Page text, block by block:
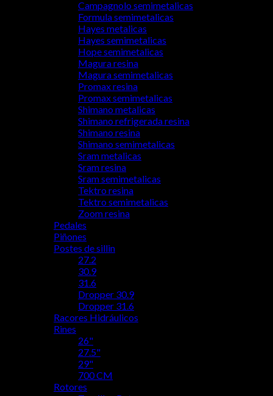
Campagnolo semimetalicas
Formula semimetalicas
Hayes metalicas
Hayes semimetalicas
Hope semimetalicas
Magura resina
Magura semimetalicas
Promax resina
Promax semimetalicas
Shimano metalicas
Shimano refrigerada resina
Shimano resina
Shimano semimetalicas
Sram metalicas
Sram resina
Sram semimetalicas
Tektro resina
Tektro semimetalicas
Zoom resina
Pedales
Piñones
Postes de sillin
27.2
30.9
31.6
Dropper 30.9
Dropper 31.6
Racores Hidráulicos
Rines
26"
27.5"
29"
700 CM
Rotores